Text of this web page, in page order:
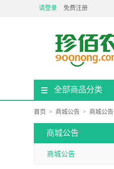
请登录 免费注册
全部商品分类
首页 > 商城公告 > 商城公告
商城公告
商城公告